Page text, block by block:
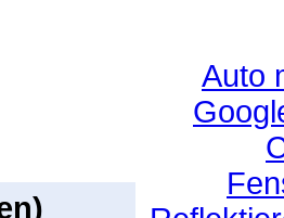
Auto